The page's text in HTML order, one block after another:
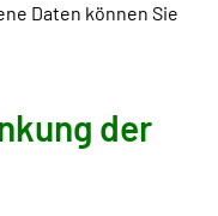
Daten können Sie
der